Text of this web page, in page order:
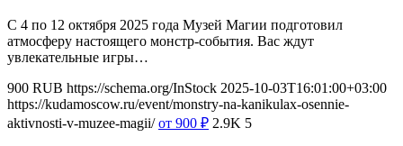
С 4 по 12 октября 2025 года Музей Магии подготовил
атмосферу настоящего монстр-события. Вас ждут
увлекательные игры…
900 RUB https://schema.org/InStock 2025-10-03T16:01:00+03:00
https://kudamoscow.ru/event/monstry-na-kanikulax-osennie-
aktivnosti-v-muzee-magii/ от 900 ₽ 2.9K 5